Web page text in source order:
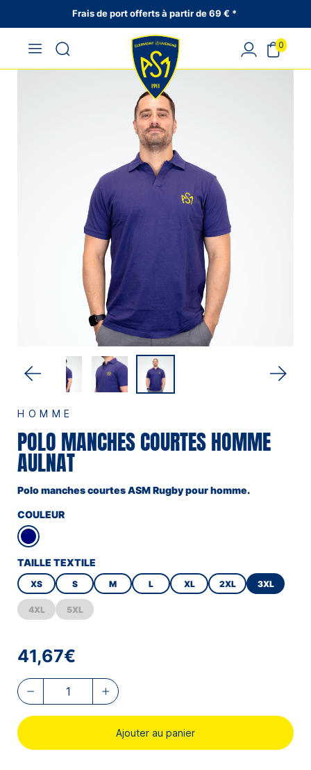
Frais de port offerts à partir de 69 € *
HOMME
POLO MANCHES COURTES HOMME
AULNAT
Polo manches courtes ASM Rugby pour homme.
COULEUR
TAILLE TEXTILE
XS S M L XL 2XL 3XL
4XL 5XL
41,67€
Ajouter au panier
0